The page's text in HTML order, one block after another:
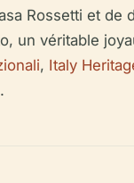
Rossetti et de
un véritable
, Italy